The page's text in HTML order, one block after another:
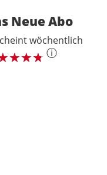
Neue Abo
wöchentlich
ⓘ